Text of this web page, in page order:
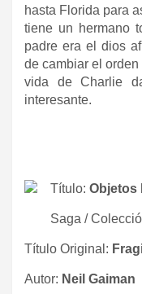
hasta Florida para
tiene un hermano
padre era el dios
de cambiar el
vida de Charlie
interesante.
Título: Objetos
Saga /
Título Original:
Autor: Neil Gaiman